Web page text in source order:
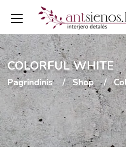
COLORFUL WHITE
Pagrindinis Shop